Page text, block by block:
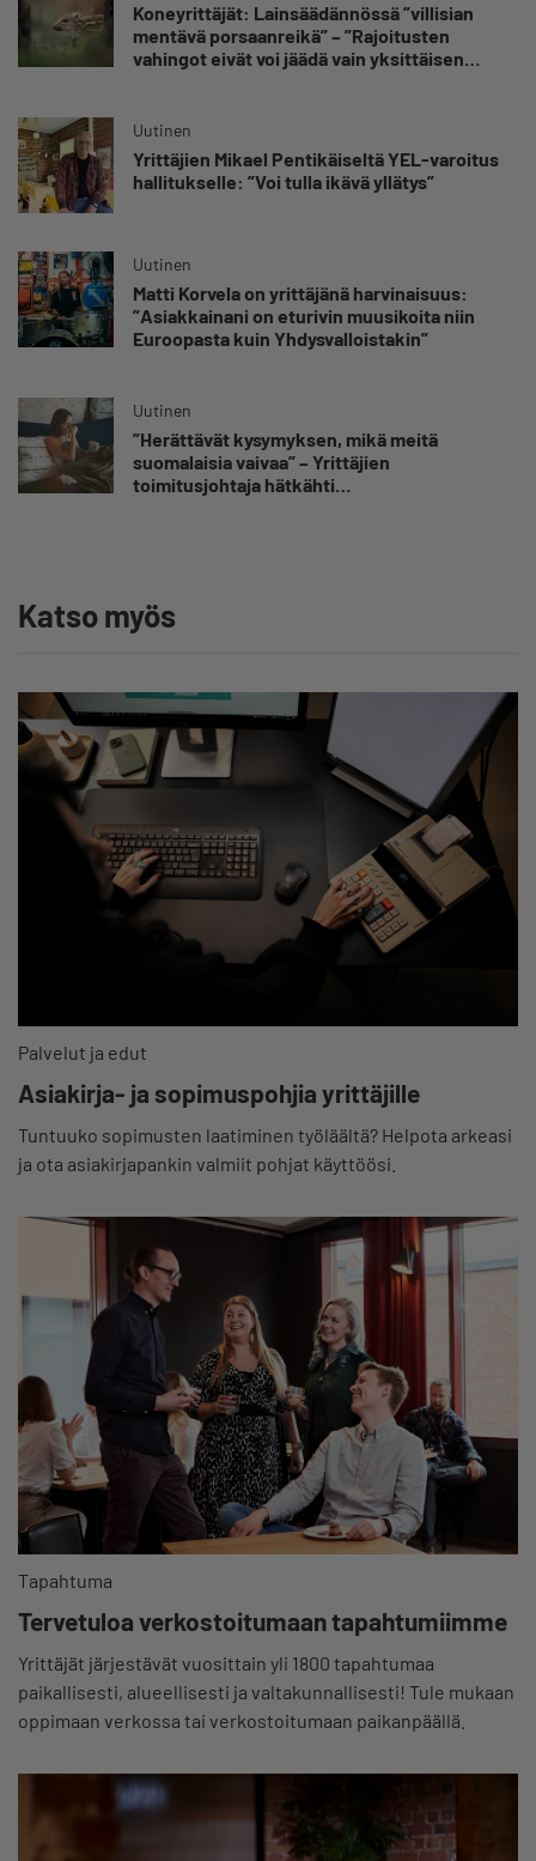
Koneyrittäjät: Lainsäädännössä ”villisian
mentävä porsaanreikä” – ”Rajoitusten
vahingot eivät voi jäädä vain yksittäisen
Uutinen
Yrittäjien Mikael Pentikäiseltä YEL-varoitus
hallitukselle: ”Voi tulla ikävä yllätys”
Uutinen
Matti Korvela on yrittäjänä harvinaisuus:
”Asiakkainani on eturivin muusikoita niin
Euroopasta kuin Yhdysvalloistakin”
Uutinen
”Herättävät kysymyksen, mikä meitä
suomalaisia vaivaa” – Yrittäjien
toimitusjohtaja hätkähti
Katso myös
Palvelut ja edut
Asiakirja- ja sopimuspohjia yrittäjille
Tuntuuko sopimusten laatiminen työläältä? Helpota arkeasi
ja ota asiakirjapankin valmiit pohjat käyttöösi.
Tapahtuma
Tervetuloa verkostoitumaan tapahtumiimme
Yrittäjät järjestävät vuosittain yli 1800 tapahtumaa
paikallisesti, alueellisesti ja valtakunnallisesti! Tule mukaan
oppimaan verkossa tai verkostoitumaan paikanpäällä.